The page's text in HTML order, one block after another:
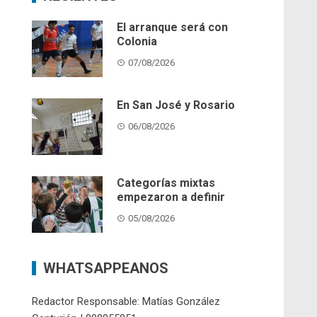
El arranque será con
Colonia
07/08/2026
En San José y Rosario
06/08/2026
Categorías mixtas
empezaron a definir
05/08/2026
WHATSAPPEANOS
Redactor Responsable: Matías González